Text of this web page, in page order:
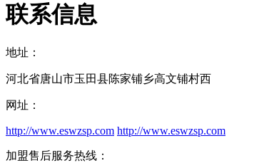
联系信息
地址：
河北省唐山市玉田县陈家铺乡高文铺村西
网址：
http://www.eswzsp.com http://www.eswzsp.com
加盟售后服务热线：